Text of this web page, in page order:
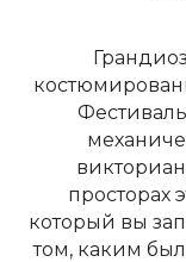
просторах
который вы
том, каким